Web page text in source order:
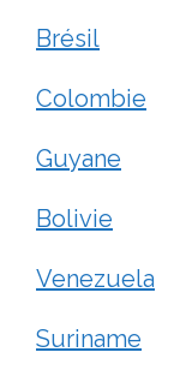
Brésil
Colombie
Guyane
Bolivie
Venezuela
Suriname